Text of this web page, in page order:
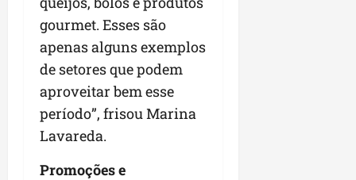
gourmet. Esses são
apenas alguns exemplos
de setores que podem
aproveitar bem esse
período”, frisou Marina
Lavareda.
Promoções e